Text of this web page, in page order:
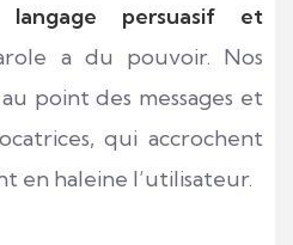
langage persuasif et
a du pouvoir. Nos
point des messages et
qui accrochent
en haleine l’utilisateur.